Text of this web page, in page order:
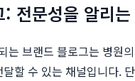
전문성을 알리
는 브랜드 블로그는 병원
할 수 있는 채널입니다.